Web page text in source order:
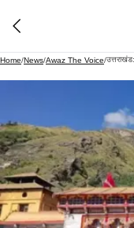
Home/News/Awaz The Voice/